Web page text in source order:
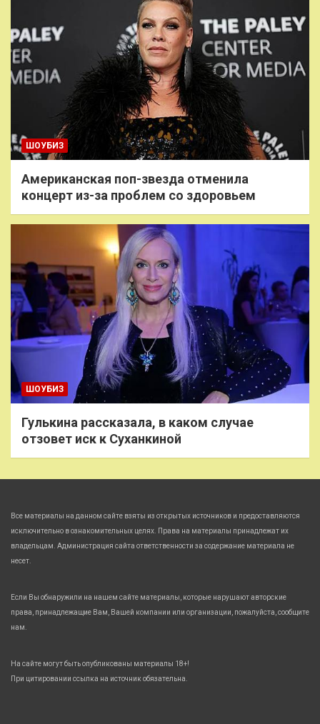
ШОУБИЗ
Американская поп-звезда отменила
концерт из-за проблем со здоровьем
ШОУБИЗ
Гулькина рассказала, в каком случае
отзовет иск к Суханкиной
Все материалы на данном сайте взяты из открытых источников и предоставляются
исключительно в ознакомительных целях. Права на материалы принадлежат их
владельцам. Администрация сайта ответственности за содержание материала не
несет.
Если Вы обнаружили на нашем сайте материалы, которые нарушают авторские
права, принадлежащие Вам, Вашей компании или организации, пожалуйста, сообщите
нам.
На сайте могут быть опубликованы материалы 18+!
При цитировании ссылка на источник обязательна.